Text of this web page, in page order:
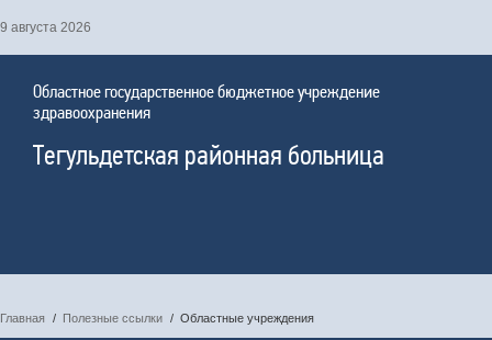
9 августа 2026
Областное государственное бюджетное учреждение
здравоохранения
Тегульдетская районная больница
Главная / Полезные ссылки / Областные учреждения